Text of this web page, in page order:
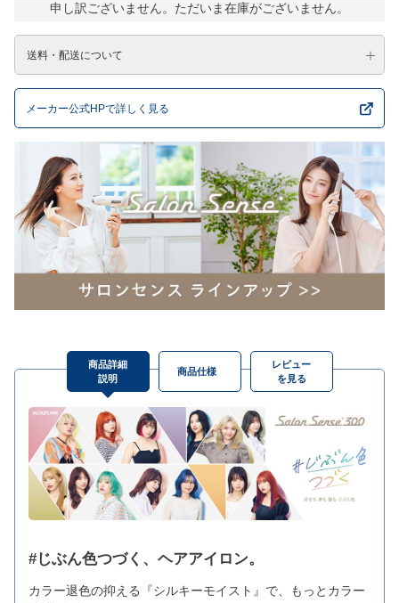
申し訳ございません。ただいま在庫がございません。
送料・配送について
メーカー公式HPで詳しく見る
商品詳細
説明
#じぶん色つづく、ヘアアイロン。
カラー退色の抑える『シルキーモイスト』で、もっとカラー
商品仕様
レビュー
を見る